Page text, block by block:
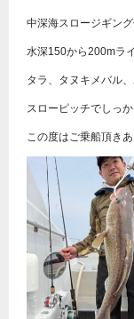
中深海スロージギング
水深150から200mラ
タラ、タヌキメバル
スローピッチでしっ
この度はご乗船頂き